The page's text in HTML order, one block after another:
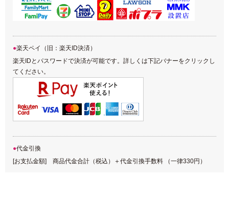
楽天ペイ（旧：楽天ID決済）
楽天IDとパスワードで決済が可能です。詳しくは下記バナーをクリックし
てください。
代金引換
[お支払金額] 商品代金合計（税込）＋代金引換手数料 （一律330円）